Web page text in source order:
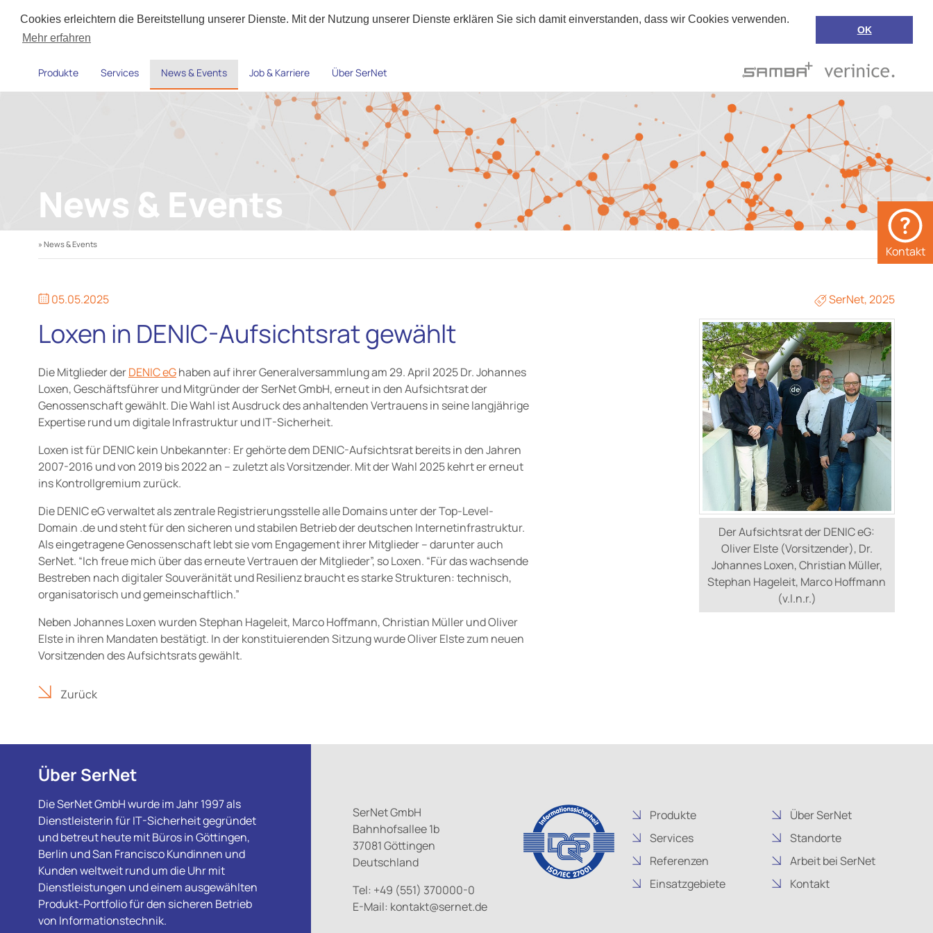
Cookies erleichtern die Bereitstellung unserer Dienste. Mit der Nutzung unserer Dienste erklären Sie sich damit einverstanden, dass wir Cookies verwenden.
Mehr erfahren
OK
Support
Produkte Services News & Events Job & Karriere Über SerNet
News & Events
» News & Events
05.05.2025 SerNet,2025
Loxen in DENIC-Aufsichtsrat gewählt
Die Mitglieder derDENIC eGhaben auf ihrer Generalversammlung am 29. April 2025 Dr. Johannes
Loxen, Geschäftsführer und Mitgründer der SerNet GmbH, erneut in den Aufsichtsrat der
Genossenschaft gewählt. Die Wahl ist Ausdruck des anhaltenden Vertrauens in seine langjährige
Expertise rund um digitale Infrastruktur und IT-Sicherheit.
Loxen ist für DENIC kein Unbekannter: Er gehörte dem DENIC-Aufsichtsrat bereits in den Jahren
2007-2016 und von 2019 bis 2022 an – zuletzt als Vorsitzender. Mit der Wahl 2025 kehrt er erneut
ins Kontrollgremium zurück.
Die DENIC eG verwaltet als zentrale Registrierungsstelle alle Domains unter der Top-Level-
Domain .de und steht für den sicheren und stabilen Betrieb der deutschen Internetinfrastruktur.
Als eingetragene Genossenschaft lebt sie vom Engagement ihrer Mitglieder – darunter auch
SerNet. “Ich freue mich über das erneute Vertrauen der Mitglieder”, so Loxen. “Für das wachsende
Bestreben nach digitaler Souveränität und Resilienz braucht es starke Strukturen: technisch,
organisatorisch und gemeinschaftlich.”
Neben Johannes Loxen wurden Stephan Hageleit, Marco Hoffmann, Christian Müller und Oliver
Elste in ihren Mandaten bestätigt. In der konstituierenden Sitzung wurde Oliver Elste zum neuen
Vorsitzenden des Aufsichtsrats gewählt.
Der Aufsichtsrat der DENIC eG:
Oliver Elste (Vorsitzender), Dr.
Johannes Loxen, Christian Müller,
Stephan Hageleit, Marco Hoffmann
(v.l.n.r.)
Zurück
Über SerNet
Die SerNet GmbH wurde im Jahr 1997 als
Dienstleisterin für IT-Sicherheit gegründet
und betreut heute mit Büros in Göttingen,
Berlin und San Francisco Kundinnen und
Kunden weltweit rund um die Uhr mit
Dienstleistungen und einem ausgewählten
Produkt-Portfolio für den sicheren Betrieb
von Informationstechnik.
SerNet GmbH
Bahnhofsallee 1b
37081 Göttingen
Deutschland
Tel: +49 (551) 370000-0
E-Mail: kontakt@sernet.de
Produkte
Services
Referenzen
Einsatzgebiete
Über SerNet
Standorte
Arbeit bei SerNet
Kontakt
Kontakt